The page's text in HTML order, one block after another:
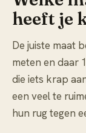
heeft je
De juiste maat
meten en daar
die iets krap
een veel te
hun rug tegen